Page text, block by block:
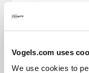
Vogels.com uses
We use cookies to
160 kg 800